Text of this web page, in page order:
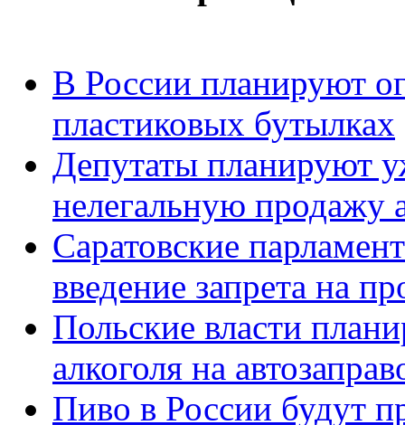
В России планируют
пластиковых бутылках
Депутаты планируют
нелегальную продажу
Саратовские
введение запрета на
Польские власти
алкоголя на
Пиво в России будут